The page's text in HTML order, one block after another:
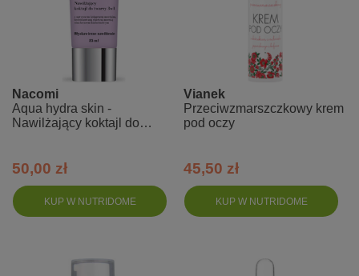
KUP W NUTRIDOME
Nacomi
Aqua hydra skin -
Nawilżający koktajl do
50,00 zł
KUP W NUTRIDOME
Vianek
Przeciwzmarszczkowy krem
pod oczy
45,50 zł